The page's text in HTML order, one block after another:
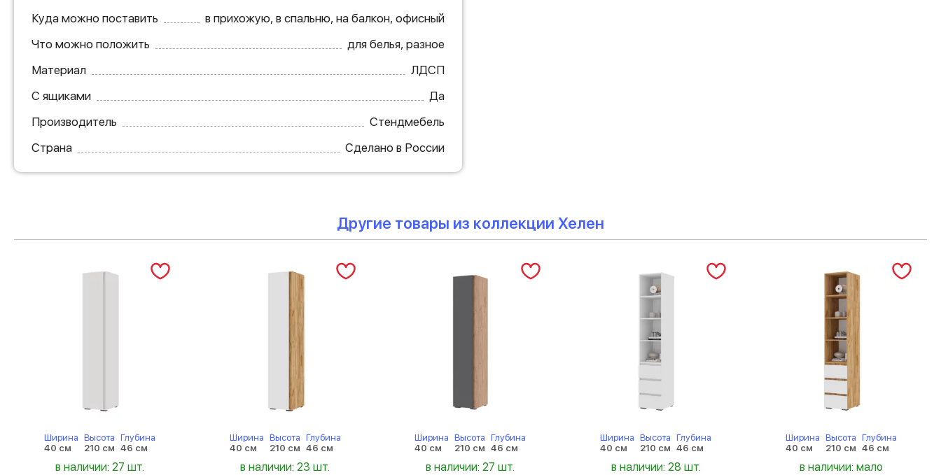
Куда можно поставить
в прихожую, в спальню, на балкон, офисный
Что можно положить
для белья, разное
Материал
ЛДСП
С ящиками
Да
Производитель
Стендмебель
Страна
Сделано в России
Другие товары из коллекции Хелен
Ширина
40 см
Высота
210 см
Глубина
46 см
в наличии: 27 шт.
Ширина
40 см
Высота
210 см
Глубина
46 см
в наличии: 23 шт.
Ширина
40 см
Высота
210 см
Глубина
46 см
в наличии: 27 шт.
Ширина
40 см
Высота
210 см
Глубина
46 см
в наличии: 28 шт.
Ширина
40 см
Высота
210 см
Глубина
46 см
в наличии: мало